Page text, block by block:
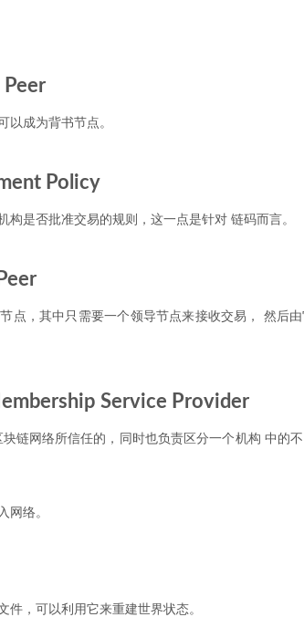
以成为背书节点。
Policy
是否批准交易的规则，这一点是针对 链码而言。
点，其中只需要一个领导节点来接收交易， 然后
Service Provider
链网络所信任的，同时也负责区分一个机构 中的
网络。
件，可以利用它来重建世界状态。